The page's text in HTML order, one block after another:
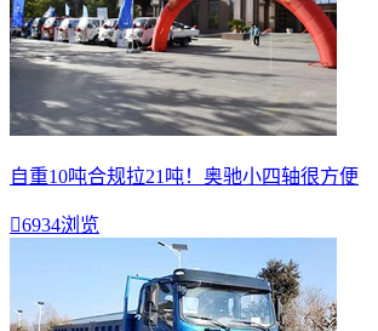
自重10吨合规拉21吨！奥驰小四轴很方便
6934浏览